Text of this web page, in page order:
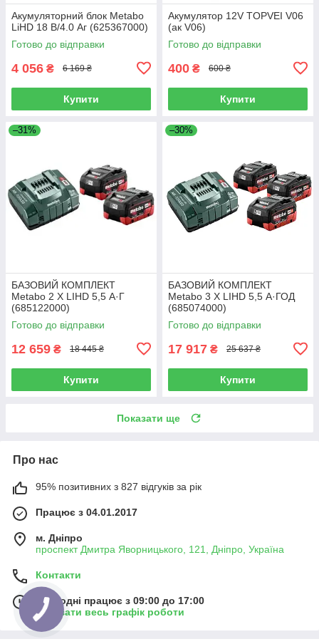
Акумуляторний блок Metabo
LiHD 18 В/4.0 Аг (625367000)
Готово до відправки
4 056 ₴ 6 169 ₴
Купити
Акумулятор 12V TOPVEI V06
(ак V06)
Готово до відправки
400 ₴ 600 ₴
Купити
–31%
БАЗОВИЙ КОМПЛЕКТ
Metabo 2 X LIHD 5,5 А·Г
(685122000)
Готово до відправки
12 659 ₴ 18 445 ₴
Купити
–30%
БАЗОВИЙ КОМПЛЕКТ
Metabo 3 X LIHD 5,5 А·ГОД
(685074000)
Готово до відправки
17 917 ₴ 25 637 ₴
Купити
Показати ще
Про нас
95% позитивних з 827 відгуків за рік
Працює з 04.01.2017
м. Дніпро
проспект Дмитра Яворницького, 121, Дніпро, Україна
Контакти
Сьогодні працює з 09:00 до 17:00
Показати весь графік роботи